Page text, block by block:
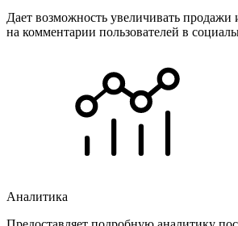
Дает возможность увеличивать продажи
на комментарии пользователей в
Аналитика